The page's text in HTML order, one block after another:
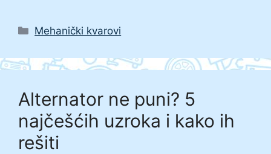
Categories
Mehanički kvarovi
Alternator ne puni? 5
najčešćih uzroka i kako ih
rešiti